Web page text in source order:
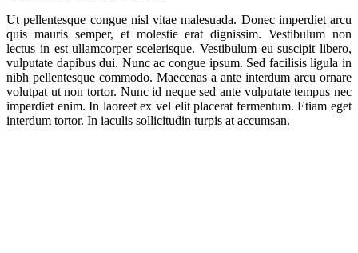
Ut pellentesque congue nisl vitae malesuada. Donec imperdiet arcu
quis mauris semper, et molestie erat dignissim. Vestibulum non
lectus in est ullamcorper scelerisque. Vestibulum eu suscipit libero,
vulputate dapibus dui. Nunc ac congue ipsum. Sed facilisis ligula in
nibh pellentesque commodo. Maecenas a ante interdum arcu ornare
volutpat ut non tortor. Nunc id neque sed ante vulputate tempus nec
imperdiet enim. In laoreet ex vel elit placerat fermentum. Etiam eget
interdum tortor. In iaculis sollicitudin turpis at accumsan.